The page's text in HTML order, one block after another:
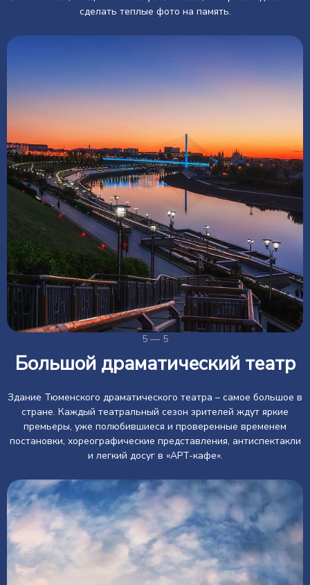
сделать теплые фото на память.
5 — 5
Большой драматический театр
Здание Тюменского драматического театра – самое большое в
стране. Каждый театральный сезон зрителей ждут яркие
премьеры, уже полюбившиеся и проверенные временем
постановки, хореографические представления, антиспектакли
и легкий досуг в «АРТ-кафе».